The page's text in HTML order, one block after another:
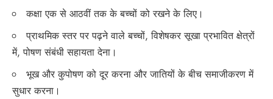
कक्षा एक से आठवीं तक के बच्चों को रखने के लिए।
प्राथमिक स्तर पर पढ़ने वाले बच्चों, विशेषकर सूखा प्रभावित क्षेत्रों
में, पोषण संबंधी सहायता देना।
भूख और कुपोषण को दूर करना और जातियों के बीच समाजीकरण में
सुधार करना।